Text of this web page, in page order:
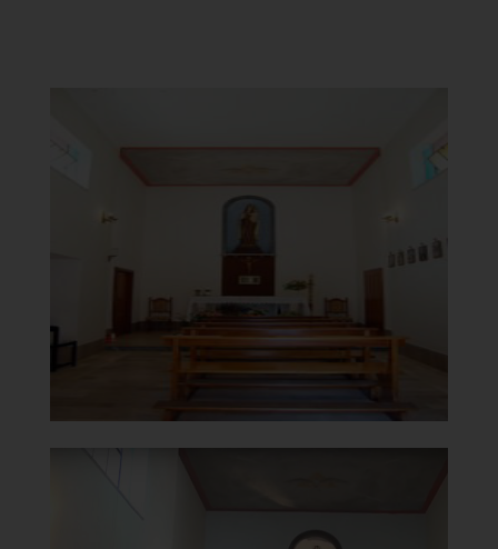
Chiesa della Beata Vergine del
Clicca per ingrandire